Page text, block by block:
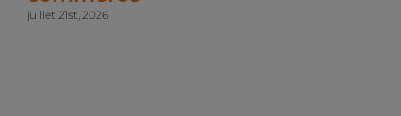
juillet 21st, 2026